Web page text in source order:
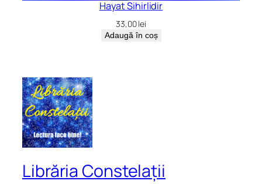
Hayat Sihirlidir
33,00lei
Adaugă în coș
Librăria Constelații